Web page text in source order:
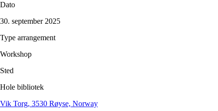
Dato
30. september 2025
Type arrangement
Workshop
Sted
Hole bibliotek
Vik Torg, 3530 Røyse, Norway